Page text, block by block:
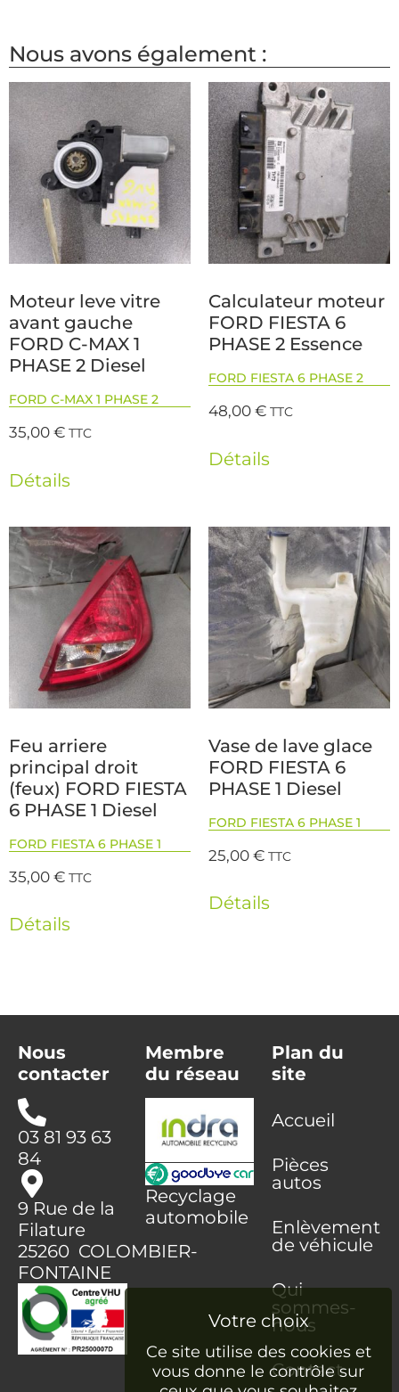
Nous avons également :
Moteur leve vitre
avant gauche
FORD C-MAX 1
PHASE 2 Diesel
FORD C-MAX 1 PHASE 2
35,00€ TTC
Détails
Calculateur moteur
FORD FIESTA 6
PHASE 2 Essence
FORD FIESTA 6 PHASE 2
48,00€ TTC
Détails
Feu arriere
principal droit
(feux) FORD FIESTA
6 PHASE 1 Diesel
FORD FIESTA 6 PHASE 1
35,00€ TTC
Détails
Vase de lave glace
FORD FIESTA 6
PHASE 1 Diesel
FORD FIESTA 6 PHASE 1
25,00€ TTC
Détails
Nous
contacter
03 81 93 63
84
9 Rue de la
Filature
25260 COLOMBIER-
FONTAINE
Membre
du réseau
Recyclage
automobile
Plan du
site
Accueil
Pièces
autos
Enlèvement
de véhicule
Qui
sommes-
nous
Contact
Ce site utilise des cookies et
vous donne le contrôle sur